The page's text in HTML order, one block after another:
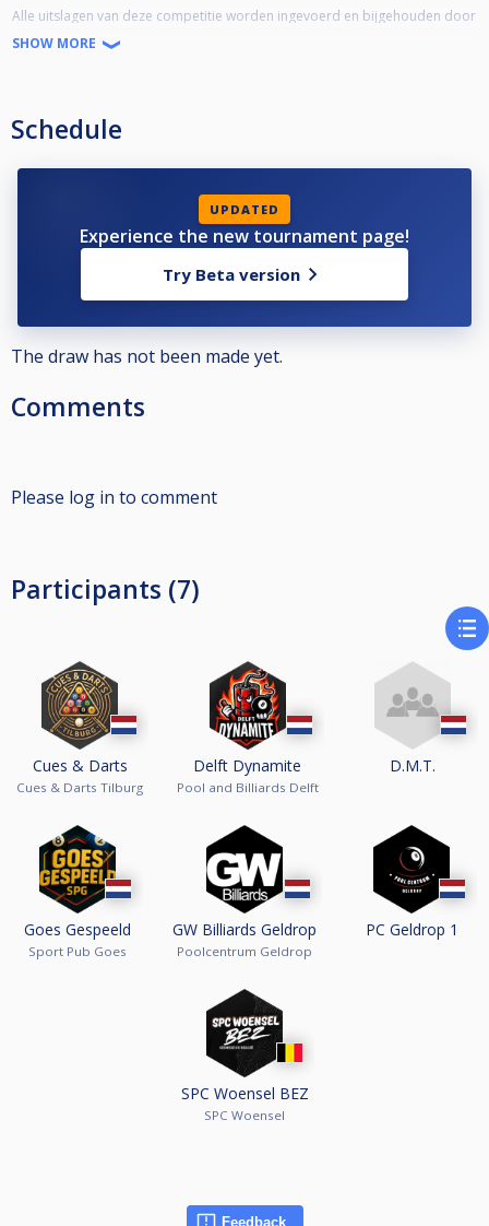
Alle uitslagen van deze competitie worden ingevoerd en bijgehouden door
de teamleiders en wedstrijdleiders. Mochten er vragen of problemen zijn,
kan men hiervoor naar de helpdesk van de KNBB gaan:
Link naar het reglement:
Link naar de wedstrijdformulieren:
SHOW MORE
Schedule
UPDATED
Experience the new tournament page!
Try Beta version
The draw has not been made yet.
Comments
Please log in to comment
Participants (7)
Cues & Darts
Cues & Darts Tilburg
Delft Dynamite
Pool and Billiards Delft
D.M.T.
Goes Gespeeld
Sport Pub Goes
GW Billiards Geldrop
Poolcentrum Geldrop
PC Geldrop 1
SPC Woensel BEZ
SPC Woensel
Feedback